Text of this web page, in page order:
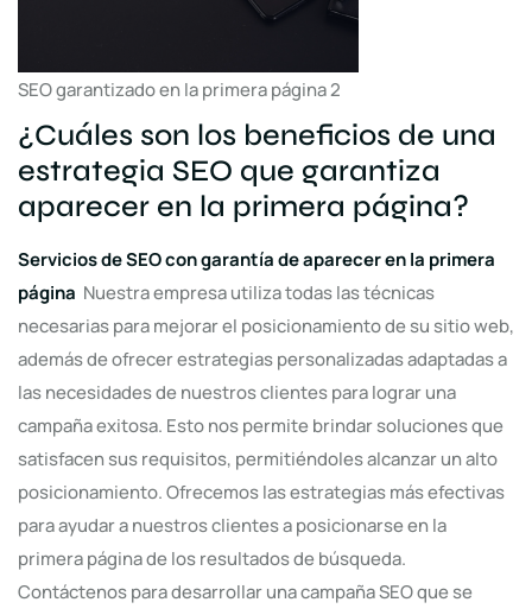
SEO garantizado en la primera página 2
¿Cuáles son los beneficios de una
estrategia SEO que garantiza
aparecer en la primera página?
Servicios de SEO con garantía de aparecer en la primera
página Nuestra empresa utiliza todas las técnicas
necesarias para mejorar el posicionamiento de su sitio web,
además de ofrecer estrategias personalizadas adaptadas a
las necesidades de nuestros clientes para lograr una
campaña exitosa. Esto nos permite brindar soluciones que
satisfacen sus requisitos, permitiéndoles alcanzar un alto
posicionamiento. Ofrecemos las estrategias más efectivas
para ayudar a nuestros clientes a posicionarse en la
primera página de los resultados de búsqueda.
Contáctenos para desarrollar una campaña SEO que se